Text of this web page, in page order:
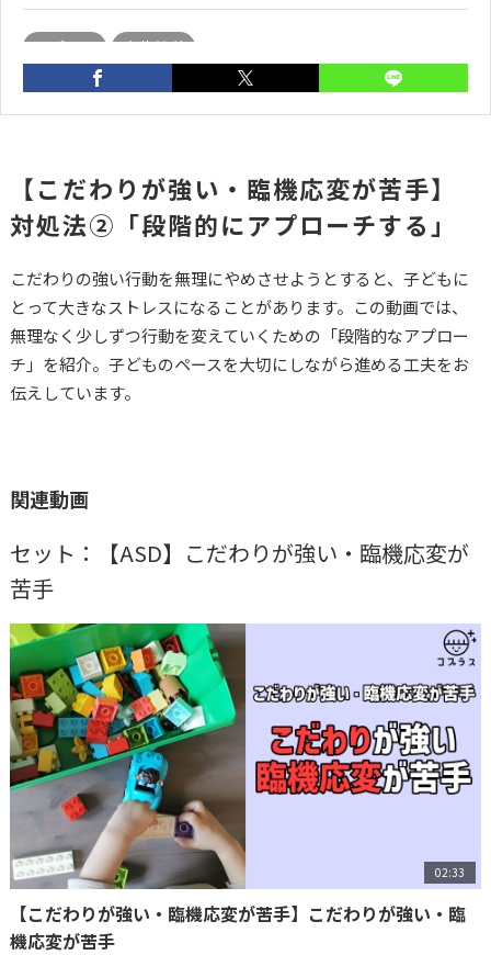
コプラス 大草美咲
【こだわりが強い・臨機応変が苦手】
対処法②「段階的にアプローチする」
こだわりの強い行動を無理にやめさせようとすると、子どもに
とって大きなストレスになることがあります。この動画では、
無理なく少しずつ行動を変えていくための「段階的なアプロー
チ」を紹介。子どものペースを大切にしながら進める工夫をお
伝えしています。
関連動画
セット：【ASD】こだわりが強い・臨機応変が
苦手
02:33
【こだわりが強い・臨機応変が苦手】こだわりが強い・臨
機応変が苦手